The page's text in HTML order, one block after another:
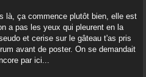
là, ça commence plutôt bien, elle est
a pas les yeux qui pleurent en la
et cerise sur le gâteau t'as pris
avant de poster. On se demandait
par ici...